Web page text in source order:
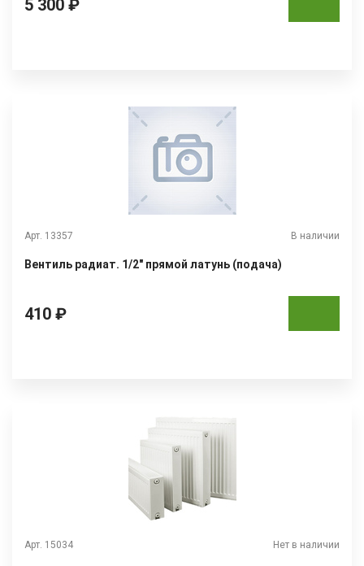
5 300 ₽
Арт. 13357 В наличии
Вентиль радиат. 1/2" прямой латунь (подача)
410 ₽
Арт. 15034 Нет в наличии